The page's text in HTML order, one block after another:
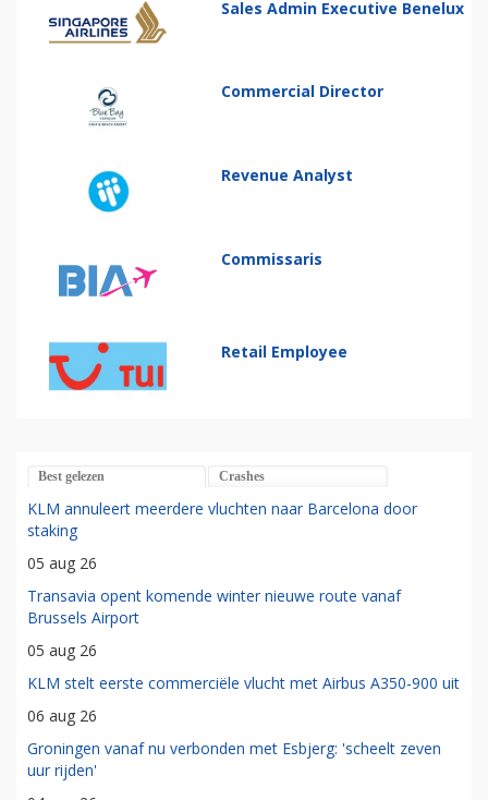
Sales Admin Executive Benelux
Commercial Director
Revenue Analyst
Commissaris
Retail Employee
Best gelezen Crashes
KLM annuleert meerdere vluchten naar Barcelona door
staking
05 aug 26
Transavia opent komende winter nieuwe route vanaf
Brussels Airport
05 aug 26
KLM stelt eerste commerciële vlucht met Airbus A350-900 uit
06 aug 26
Groningen vanaf nu verbonden met Esbjerg: 'scheelt zeven
uur rijden'